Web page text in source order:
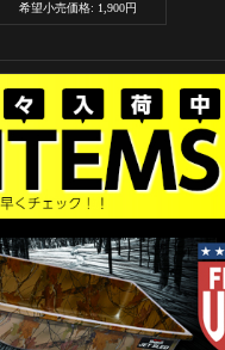
希望小売価格: 1,900円